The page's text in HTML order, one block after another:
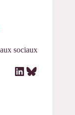
sociaux
LinkedIn Bluesky